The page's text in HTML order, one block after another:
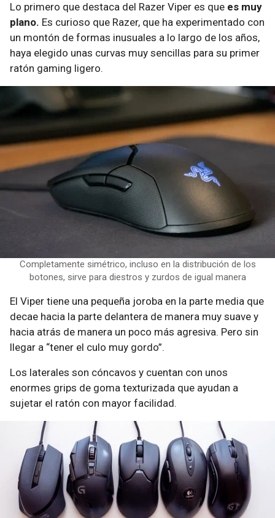
Lo primero que destaca del Razer Viper es que es muy
plano. Es curioso que Razer, que ha experimentado con
un montón de formas inusuales a lo largo de los años,
haya elegido unas curvas muy sencillas para su primer
ratón gaming ligero.
Completamente simétrico, incluso en la distribución de los
botones, sirve para diestros y zurdos de igual manera
El Viper tiene una pequeña joroba en la parte media que
decae hacia la parte delantera de manera muy suave y
hacia atrás de manera un poco más agresiva. Pero sin
llegar a “tener el culo muy gordo”.
Los laterales son cóncavos y cuentan con unos
enormes grips de goma texturizada que ayudan a
sujetar el ratón con mayor facilidad.